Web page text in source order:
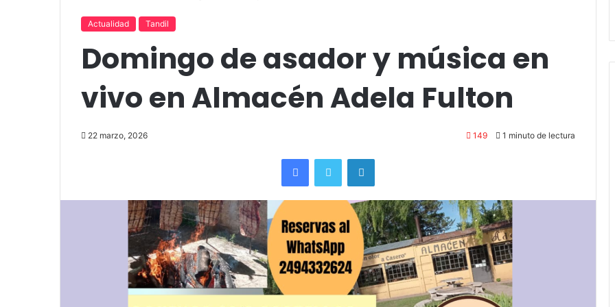
Actualidad Tandil
Domingo de asador y música en
vivo en Almacén Adela Fulton
22 marzo, 2026 149 1 minuto de lectura
Amigos»